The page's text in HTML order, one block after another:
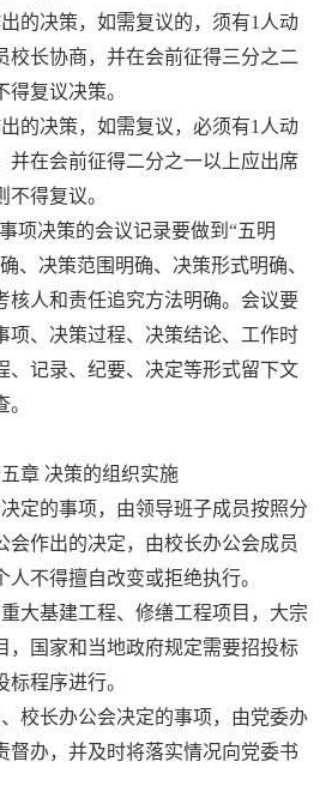
的决策，如需复议的，须有1人动
校长协商，并在会前征得三分之二
复议决策。
的决策，如需复议，必须有1人动
并在会前征得二分之一以上应出席
得复议。
项决策的会议记录要做到“五明
、决策范围明确、决策形式明确、
核人和责任追究方法明确。会议要
项、决策过程、决策结论、工作时
、记录、纪要、决定等形式留下文
章 决策的组织实施
定的事项，由领导班子成员按照分
会作出的决定，由校长办公会成员
不得擅自改变或拒绝执行。
大基建工程、修缮工程项目，大宗
，国家和当地政府规定需要招投标
程序进行。
校长办公会决定的事项，由党委办
督办，并及时将落实情况向党委书